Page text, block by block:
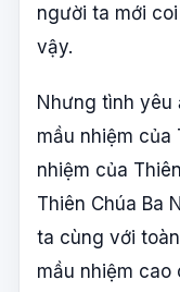
người ta mới
vậy.
Nhưng tình yêu
mầu nhiệm của
nhiệm của
Thiên Chúa Ba
ta cùng với
mầu nhiệm cao